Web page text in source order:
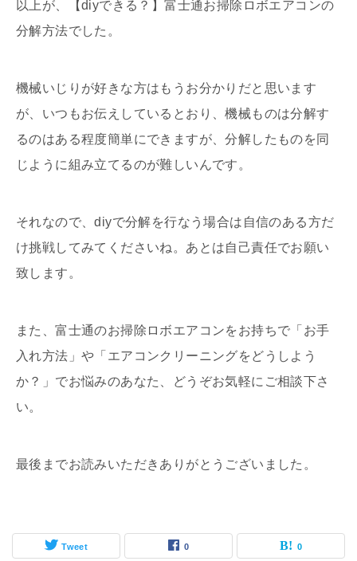
以上が、【diyできる？】富士通お掃除ロボエアコンの
分解方法でした。
機械いじりが好きな方はもうお分かりだと思います
が、いつもお伝えしているとおり、機械ものは分解す
るのはある程度簡単にできますが、分解したものを同
じように組み立てるのが難しいんです。
それなので、diyで分解を行なう場合は自信のある方だ
け挑戦してみてくださいね。あとは自己責任でお願い
致します。
また、富士通のお掃除ロボエアコンをお持ちで「お手
入れ方法」や「エアコンクリーニングをどうしよう
か？」でお悩みのあなた、どうぞお気軽にご相談下さ
い。
最後までお読みいただきありがとうございました。
Tweet 0 0